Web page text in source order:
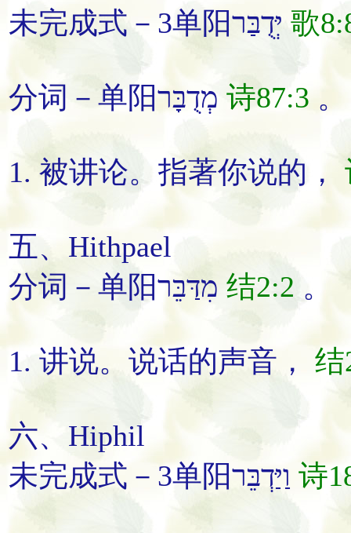
歌
诗87:3。
1. 被讲论。 指著你说的 ，
五、Hithpael
结2:2 。
1. 讲说。 说话的声音 ， 结
六、Hiphil
诗